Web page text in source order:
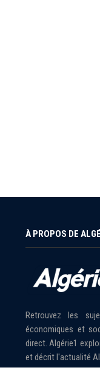
À PROPOS DE
Retrouvez les
économiques et
direct. Algérie1
et décrit l'actualité